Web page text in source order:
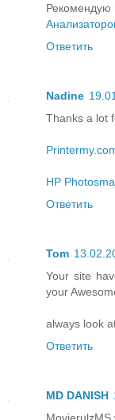
Рекомендую
Ответить
Nadine
Thanks a lot
HP
Ответить
Tom
Your site
your
always look
Ответить
MD DANISH
MovierulzMS